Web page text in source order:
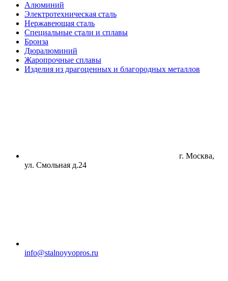
Алюминий
Электротехническая сталь
Нержавеющая сталь
Специальные стали и сплавы
Бронза
Дюралюминий
Жаропрочные сплавы
Изделия из драгоценных и благородных металлов
г. Москва,
ул. Смольная д.24
info@stalnoyvopros.ru